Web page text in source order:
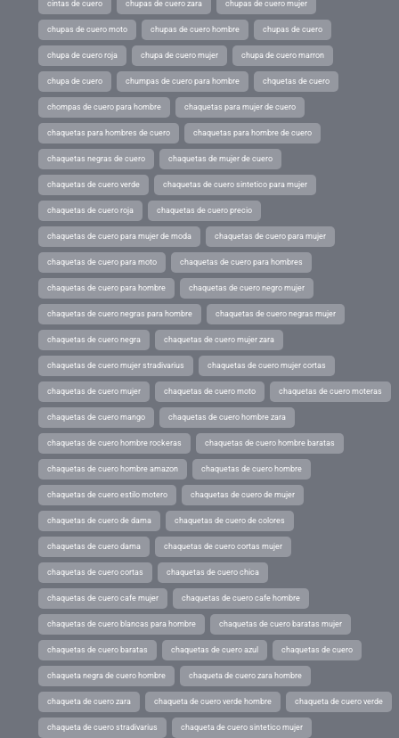
cintas de cuero chupas de cuero zara chupas de cuero mujer
chupas de cuero moto chupas de cuero hombre chupas de cuero
chupa de cuero roja chupa de cuero mujer chupa de cuero marron
chupa de cuero chumpas de cuero para hombre chquetas de cuero
chompas de cuero para hombre chaquetas para mujer de cuero
chaquetas para hombres de cuero chaquetas para hombre de cuero
chaquetas negras de cuero chaquetas de mujer de cuero
chaquetas de cuero verde chaquetas de cuero sintetico para mujer
chaquetas de cuero roja chaquetas de cuero precio
chaquetas de cuero para mujer de moda chaquetas de cuero para mujer
chaquetas de cuero para moto chaquetas de cuero para hombres
chaquetas de cuero para hombre chaquetas de cuero negro mujer
chaquetas de cuero negras para hombre chaquetas de cuero negras mujer
chaquetas de cuero negra chaquetas de cuero mujer zara
chaquetas de cuero mujer stradivarius chaquetas de cuero mujer cortas
chaquetas de cuero mujer chaquetas de cuero moto chaquetas de cuero moteras
chaquetas de cuero mango chaquetas de cuero hombre zara
chaquetas de cuero hombre rockeras chaquetas de cuero hombre baratas
chaquetas de cuero hombre amazon chaquetas de cuero hombre
chaquetas de cuero estilo motero chaquetas de cuero de mujer
chaquetas de cuero de dama chaquetas de cuero de colores
chaquetas de cuero dama chaquetas de cuero cortas mujer
chaquetas de cuero cortas chaquetas de cuero chica
chaquetas de cuero cafe mujer chaquetas de cuero cafe hombre
chaquetas de cuero blancas para hombre chaquetas de cuero baratas mujer
chaquetas de cuero baratas chaquetas de cuero azul chaquetas de cuero
chaqueta negra de cuero hombre chaqueta de cuero zara hombre
chaqueta de cuero zara chaqueta de cuero verde hombre chaqueta de cuero verde
chaqueta de cuero stradivarius chaqueta de cuero sintetico mujer